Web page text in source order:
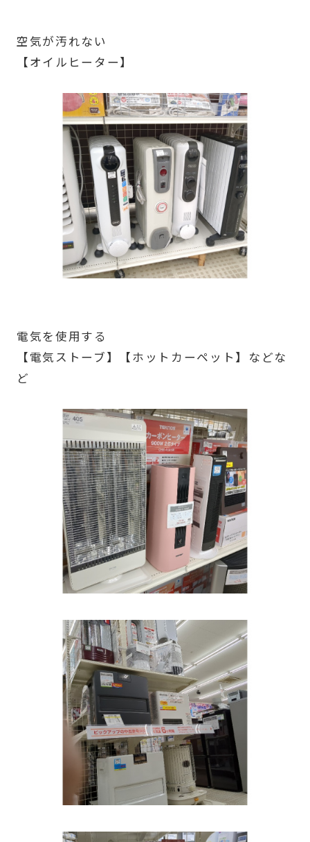
空気が汚れない
【オイルヒーター】
電気を使用する
【電気ストーブ】【ホットカーペット】などな
ど